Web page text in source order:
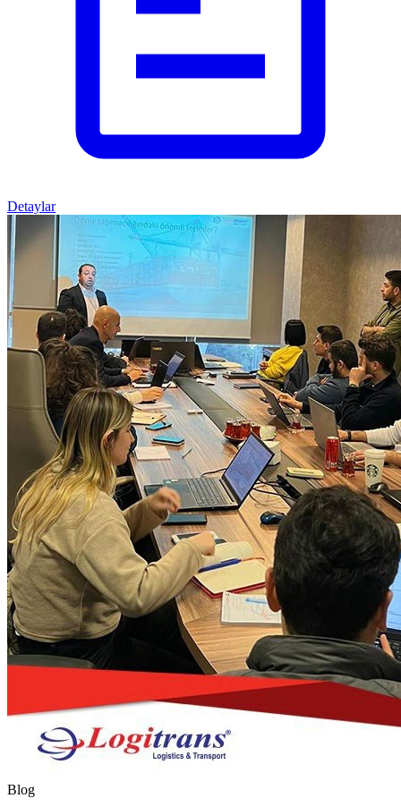
Detaylar
Blog